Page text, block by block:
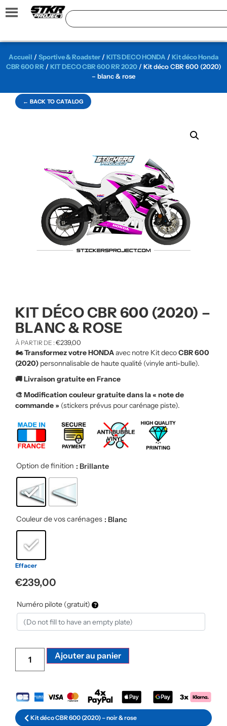
← BACK TO CATALOG
Accueil /Sportive & Roadster /KITS DECO HONDA /Kit déco Honda
CBR 600 RR /KIT DECO CBR 600 RR 2020/ Kit déco CBR 600 (2020)
– blanc & rose
KIT DÉCO CBR 600 (2020) –
BLANC & ROSE
À PARTIR DE : €239,00
🏍️ Transformez votre HONDAavec notre Kit decoCBR 600
(2020) personnalisable de haute qualité (vinyle anti-bulle).
🚚 Livraison gratuite en France
🎨 Modification couleur gratuite dans la « note de
commande » (stickers prévus pour carénage piste).
Option de finition : Brillante
Couleur de vos carénages : Blanc
Effacer
€239,00
Numéro pilote (gratuit)
Ajouter au panier
Kit déco CBR 600 (2020) – noir & rose